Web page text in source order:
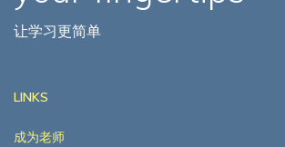
让学习更简单
LINKS
成为老师